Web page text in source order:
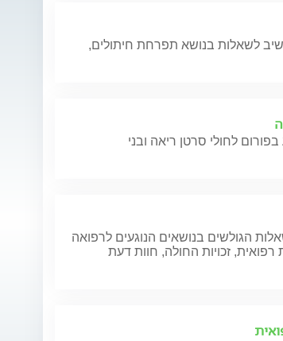
לשאלות בנושא תפרחת חיתולים,
לחולי סרטן ריאה ובני
הגולשים בנושאים הנוגעים לרפואה
רפואית, זכויות החולה, חוות דעת